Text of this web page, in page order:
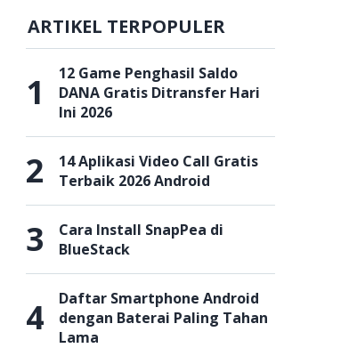
ARTIKEL TERPOPULER
1
12 Game Penghasil Saldo
DANA Gratis Ditransfer Hari
Ini 2026
2
14 Aplikasi Video Call Gratis
Terbaik 2026 Android
3
Cara Install SnapPea di
BlueStack
4
Daftar Smartphone Android
dengan Baterai Paling Tahan
Lama